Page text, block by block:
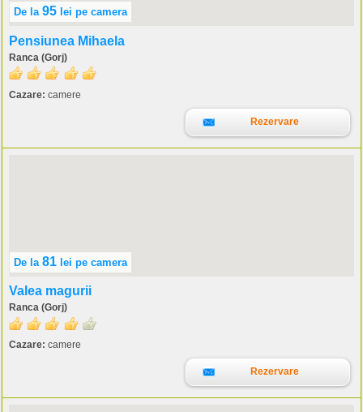
De la 95 lei pe camera
Pensiunea Mihaela
Ranca (Gorj)
Cazare: camere
Rezervare
De la 81 lei pe camera
Valea magurii
Ranca (Gorj)
Cazare: camere
Rezervare